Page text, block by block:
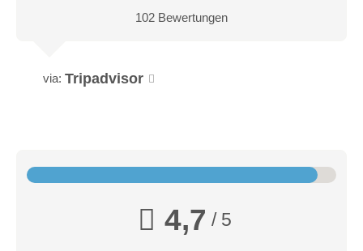
102 Bewertungen
via: Tripadvisor
4,7 / 5